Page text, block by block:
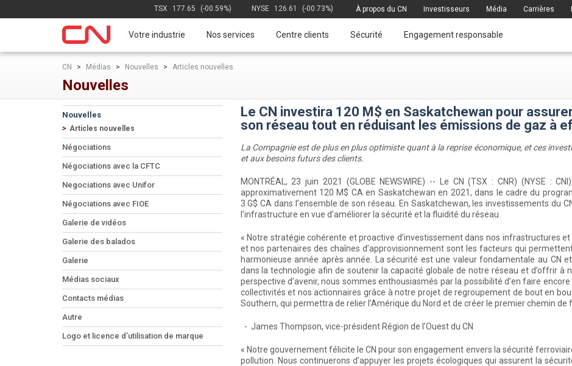
À propos du CN Investisseurs Média Carrières
NYSE 126.61 (-00.73%)
TSX 177.65 (-00.59%)
Votre industrie Nos services Centre clients Sécurité Engagement responsable
CN > Médias > Nouvelles > Articles nouvelles
Nouvelles
Nouvelles
Articles nouvelles
Négociations
Négociations avec la CFTC
Negociations avec Unifor
Négociations avec FIOE
Galerie de vidéos
Galerie des balados
Galerie
Médias sociaux
Contacts médias
Autre
Logo et licence d’utilisation de marque
Le CN investira 120 M$ en Saskatchewan pour
son réseau tout en réduisant les émissions de gaz à
La Compagnie est de plus en plus optimiste quant à la reprise économique, et ces
et aux besoins futurs des clients.
MONTRÉAL, 23 juin 2021 (GLOBE NEWSWIRE) -- Le CN (TSX : CNR) (NYSE :
approximativement 120 M$ CA en Saskatchewan en 2021, dans le cadre du
3 G$ CA dans l’ensemble de son réseau. En Saskatchewan, les investissements du
l’infrastructure en vue d’améliorer la sécurité et la fluidité du réseau.
« Notre stratégie cohérente et proactive d’investissement dans nos infrastructures
et nos partenaires des chaînes d’approvisionnement sont les facteurs qui
harmonieuse année après année. La sécurité est une valeur fondamentale au CN
dans la technologie afin de soutenir la capacité globale de notre réseau et d’offrir à
perspective d’avenir, nous sommes enthousiasmés par la possibilité d’en faire
collectivités et nos actionnaires grâce à notre projet de regroupement de bout en
Southern, qui permettra de relier l’Amérique du Nord et de créer le premier chemin de
- James Thompson, vice-président Région de l’Ouest du CN
« Notre gouvernement félicite le CN pour son engagement envers la sécurité
pollution. Nous continuerons d’appuyer les projets écologiques qui assurent la